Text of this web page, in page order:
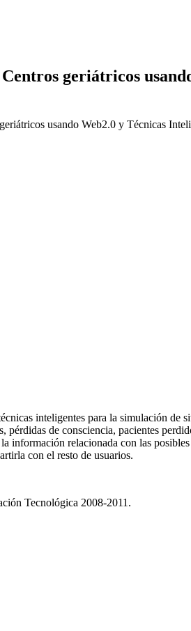
geriátricos
inteligentes para la simulación de
de consciencia, pacientes
relacionada con las
con el resto de usuarios.
Tecnológica 2008-2011.